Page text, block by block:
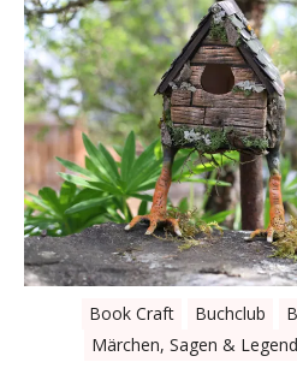
Book Craft Buchclub
Märchen, Sagen &